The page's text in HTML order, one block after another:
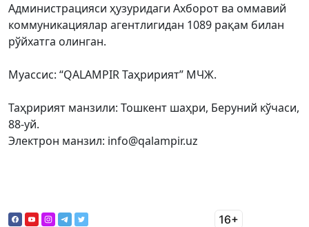
Администрацияси ҳузуридаги Ахборот ва оммавий
коммуникациялар агентлигидан 1089 рақам билан
рўйхатга олинган.
Муассис: “QALAMPIR Таҳририят” МЧЖ.
Таҳририят манзили: Тошкент шаҳри, Беруний кўчаси,
88-уй.
Электрон манзил: info@qalampir.uz